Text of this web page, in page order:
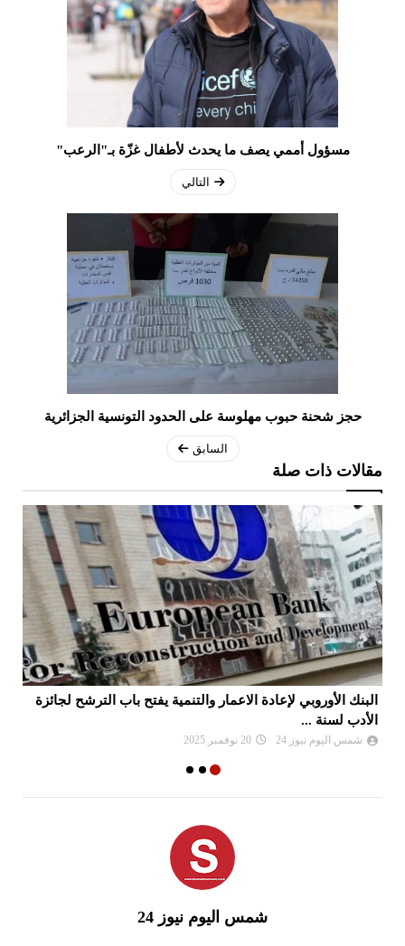
مسؤول أممي يصف ما يحدث لأطفال غزّة بـ"الرعب"
التالي
حجز شحنة حبوب مهلوسة على الحدود التونسية الجزائرية
السابق
مقالات ذات صلة
البنك الأوروبي لإعادة الاعمار والتنمية يفتح باب الترشح لجائزة
الأدب لسنة ...
شمس اليوم نيوز 24 20 نوفمبر 2025
شمس اليوم نيوز 24